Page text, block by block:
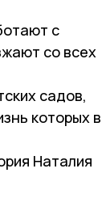
с
со всех
садов,
которых в
Наталия